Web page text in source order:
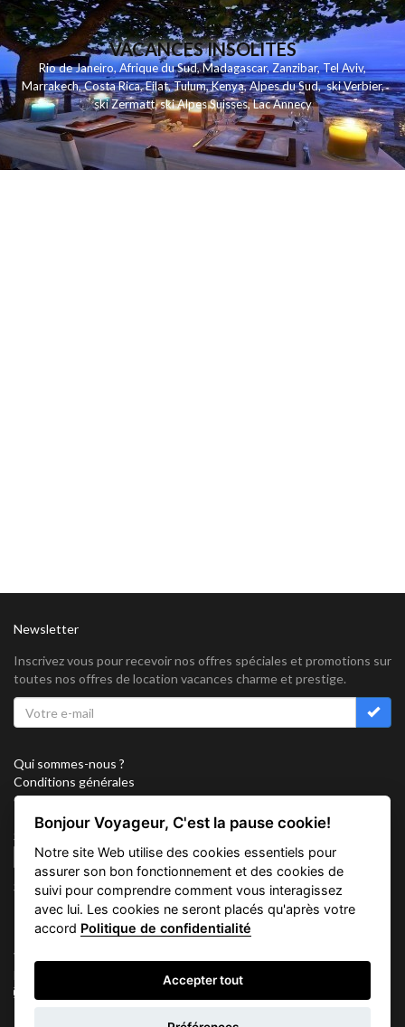
VACANCES INSOLITES
Rio de Janeiro,Afrique du Sud,Madagascar,Zanzibar,Tel Aviv,
Marrakech,Costa Rica,Eilat,Tulum,Kenya,Alpes du Sud,ski Verbier,
ski Zermatt,ski Alpes Suisses,Lac Annecy
Newsletter
Inscrivez vous pour recevoir nos offres spéciales et promotions sur
toutes nos offres de location vacances charme et prestige.
Qui sommes-nous ?
Conditions générales
Confidentialité
Partenariat
Sitemap
Cookies
Suivez nous sur
Vacation Key Corp. 2905 Point East Drive #L-215. Aventura.
FLORIDA 33160.
Bonjour Voyageur, C'est la pause cookie!
Notre site Web utilise des cookies essentiels pour
assurer son bon fonctionnement et des cookies de
suivi pour comprendre comment vous interagissez
avec lui. Les cookies ne seront placés qu'après votre
accord Politique de confidentialité
Accepter tout